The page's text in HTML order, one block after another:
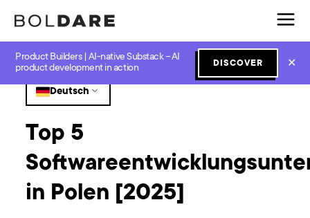
Product Builders | AI-native Substack – AI
product development in action
DISCOVER ✕
Home Blog Software Development Top 5 Softwareentwicklungsunternehmen in Polen [2025]
Deutsch
Top 5
in Polen [2025]